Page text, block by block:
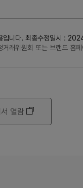
입니다. 최종수정일시 :
래위원회 또는 브랜드 홈
열람